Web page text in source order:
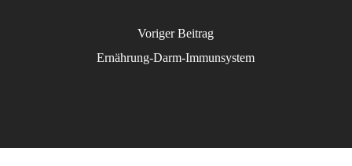
Voriger Beitrag
Ernährung-Darm-Immunsystem